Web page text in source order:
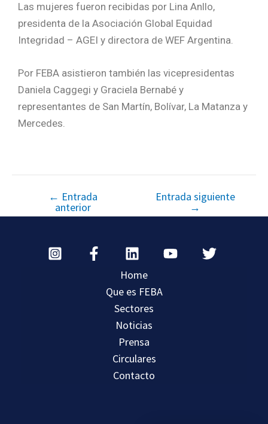
Las mujeres fueron recibidas por Lina Anllo,
presidenta de la Asociación Global Equidad
Integridad – AGEI y directora de WEF Argentina.
Por FEBA asistieron también las vicepresidentas
Daniela Caggegi y Graciela Bernabé y
representantes de San Martín, Bolívar, La Matanza y
Mercedes.
← Entrada
anterior
Entrada siguiente
→
Home
Que es FEBA
Sectores
Noticias
Prensa
Circulares
Contacto